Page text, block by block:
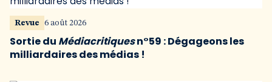
Revue 6 août 2026
Sortie du Médiacritiquesn°59 : Dégageons les
milliardaires des médias !